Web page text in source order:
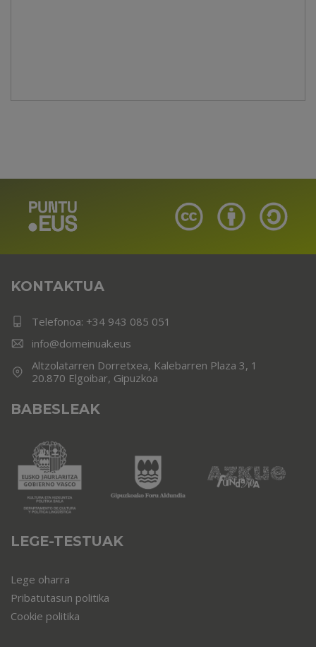
KONTAKTUA
Telefonoa: +34 943 085 051
info@domeinuak.eus
Altzolatarren Dorretxea, Kalebarren Plaza 3, 1
20.870 Elgoibar, Gipuzkoa
BABESLEAK
LEGE-TESTUAK
Lege oharra
Pribatutasun politika
Cookie politika